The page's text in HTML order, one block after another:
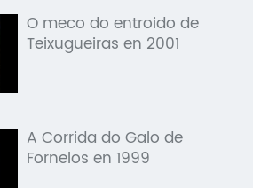
O meco do entroido de
Teixugueiras en 2001
A Corrida do Galo de
Fornelos en 1999